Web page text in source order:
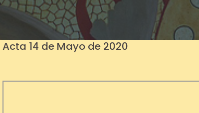
Acta 14 de Mayo de 2020